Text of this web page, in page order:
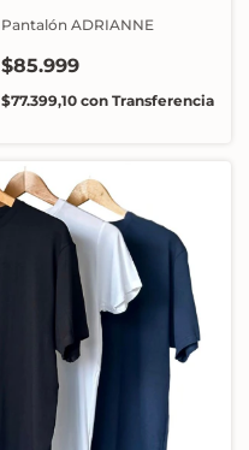
Pantalón ADRIANNE
$85.999
$77.399,10 con Transferencia